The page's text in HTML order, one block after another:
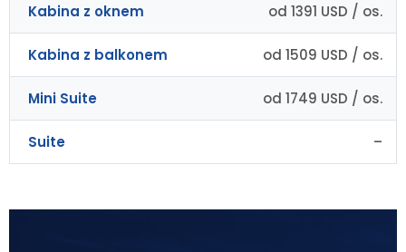
Kabina z oknem od 1391 USD / os.
Kabina z balkonem od 1509 USD / os.
Mini Suite od 1749 USD / os.
Suite –